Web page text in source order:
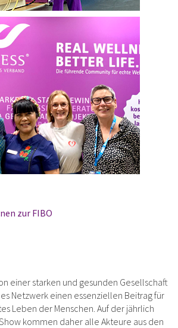
zur FIBO
einer starken und gesunden Gesellschaft
Netzwerk einen essenziellen Beitrag für
Leben der Menschen. Auf der jährlich
kommen daher alle Akteure aus den